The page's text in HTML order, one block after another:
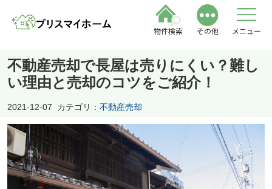
物件検索 その他 メニュー
不動産売却で長屋は売りにくい？難し
い理由と売却のコツをご紹介！
2021-12-07 カテゴリ： 不動産売却